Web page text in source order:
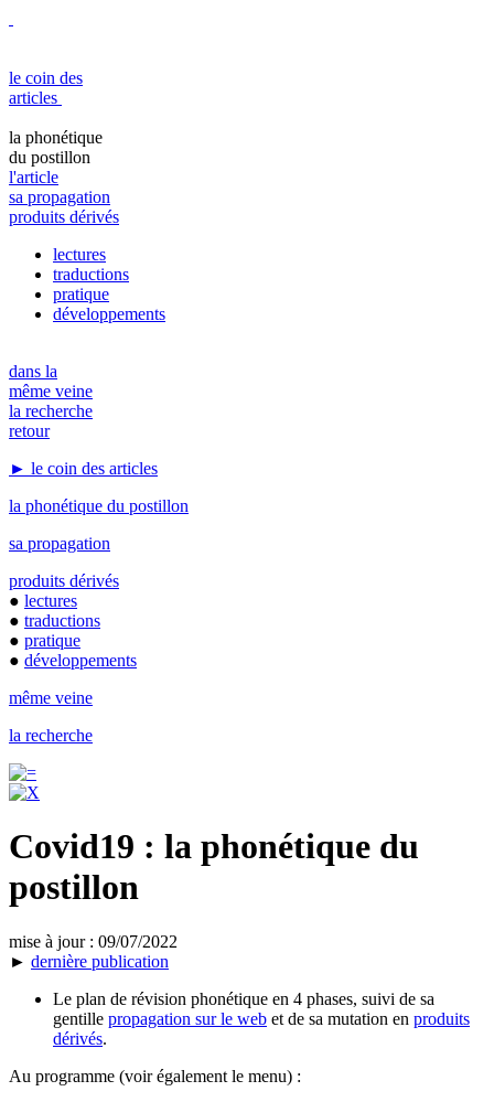
le coin des
articles
la phonétique
du postillon
l'article
sa propagation
produits dérivés
lectures
traductions
pratique
développements
dans la
même veine
la recherche
retour
► le coin des articles
la phonétique du postillon
sa propagation
produits dérivés
● lectures
● traductions
● pratique
● développements
même veine
la recherche
Covid19 : la phonétique du
postillon
mise à jour : 09/07/2022
► dernière publication
Le plan de révision phonétique en 4 phases, suivi de sa
gentille propagation sur le web et de sa mutation en produits
dérivés.
Au programme (voir également le menu) :